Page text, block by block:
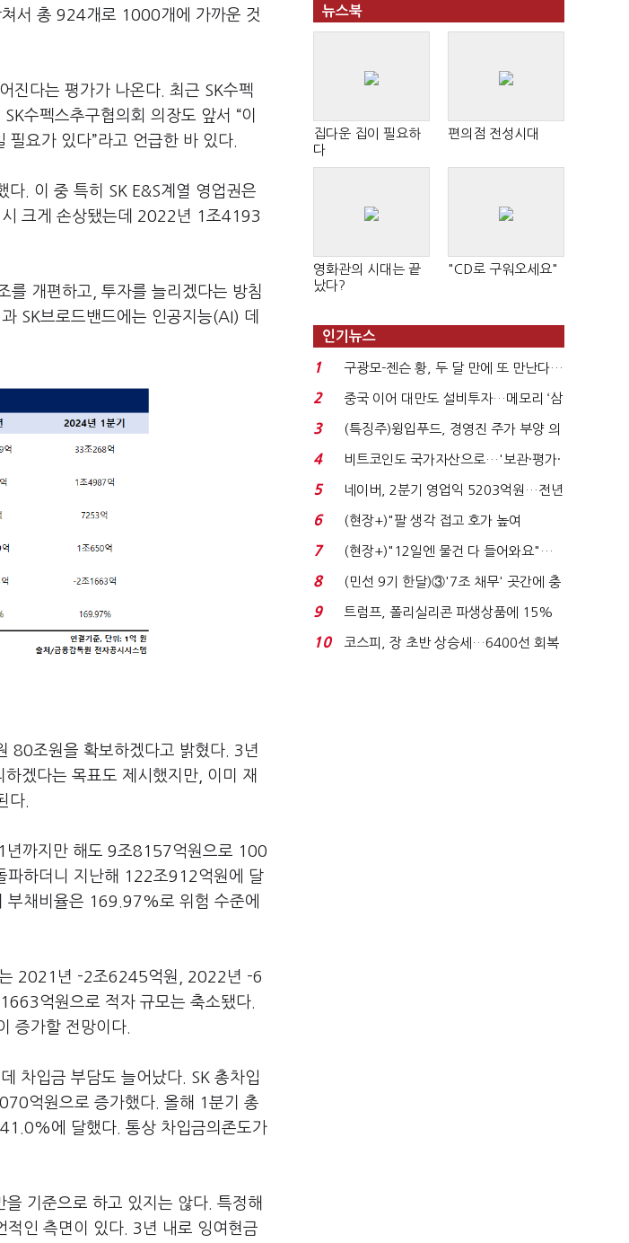
서 총 924개로 1000개에 가까운 것
진다는 평가가 나온다. 최근 SK수펙
수펙스추구협의회 의장도 앞서 “이
요가 있다”라고 언급한 바 있다.
. 이 중 특히 SK E&S계열 영업권은
크게 손상됐는데 2022년 1조4193
를 개편하고, 투자를 늘리겠다는 방침
과 SK브로드밴드에는 인공지능(AI) 데
80조원을 확보하겠다고 밝혔다. 3년
겠다는 목표도 제시했지만, 이미 재
다.
년까지만 해도 9조8157억원으로 100
하더니 지난해 122조912억원에 달
채비율은 169.97%로 위험 수준에
는 2021년 -2조6245억원, 2022년 -6
억원으로 적자 규모는 축소됐다.
증가할 전망이다.
차입금 부담도 늘어났다. SK 총차입
억원으로 증가했다. 올해 1분기 총
에 달했다. 통상 차입금의존도가
기준으로 하고 있지는 않다. 특정해
적인 측면이 있다. 3년 내로 잉여현금
뉴스북
집다운 집이 필요하
다
편의점 전성시대
영화관의 시대는 끝
났다?
"CD로 구워오세요"
인기뉴스
1
구광모-젠슨 황, 두 달 만에 또 만난다…
로봇·AI 등 논...
2
중국 이어 대만도 설비투자…메모리 ‘삼
국전쟁’
3
(특징주)윙입푸드, 경영진 주가 부양 의
지에 상한가...
4
비트코인도 국가자산으로…'보관·평가·
처분' 기준은 ...
5
네이버, 2분기 영업익 5203억원…전년
비 0.2% 감소...
6
(현장+)"팔 생각 접고 호가 높여
요"…'덜 똘똘한 한 채' 20...
7
(현장+)"12일엔 물건 다 들어와요"…
빈 매대 채우며 문 연 ...
8
(민선 9기 한달)③'7조 채무' 곳간에 충
격…추미애, 20년...
9
트럼프, 폴리실리콘 파생상품에 15%
관세…"미 산업 재건"...
10
코스피, 장 초반 상승세…6400선 회복